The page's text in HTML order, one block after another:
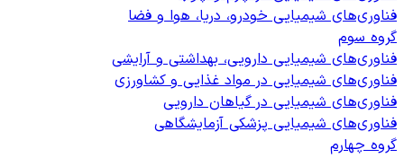
فناوری‌های شیمیایی خودرو، دریا، هوا و فضا
گروه سوم
فناوری‌های شیمیایی دارویی، بهداشتی و آرایشی
فناوری‌های شیمیایی در مواد غذایی و کشاورزی
فناوری‌های شیمیایی در گیاهان دارویی
فناوری‌های شیمیایی پزشکی آزمایشگاهی
گروه چهارم